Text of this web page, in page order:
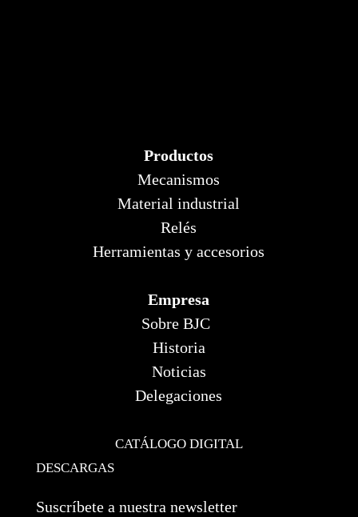
Productos
Mecanismos
Material industrial
Relés
Herramientas y accesorios
Empresa
Sobre BJC
Historia
Noticias
Delegaciones
CATÁLOGO DIGITAL
DESCARGAS
Suscríbete a nuestra newsletter